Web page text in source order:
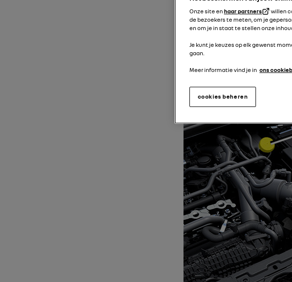
Onze site enhaar partners
willen
de bezoekers te meten, om je
en om je in staat te stellen onze
Je kunt je keuzes op elk gewenst
gaan.
Meer informatie vind je in ons
cookies beheren